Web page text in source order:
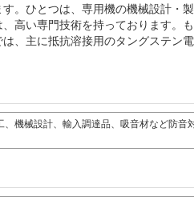
。ひとつは、専用機の機械設計・
高い専門技術を持っております。
、主に抵抗溶接用のタングステン
機械設計、輸入調達品、吸音材など防音